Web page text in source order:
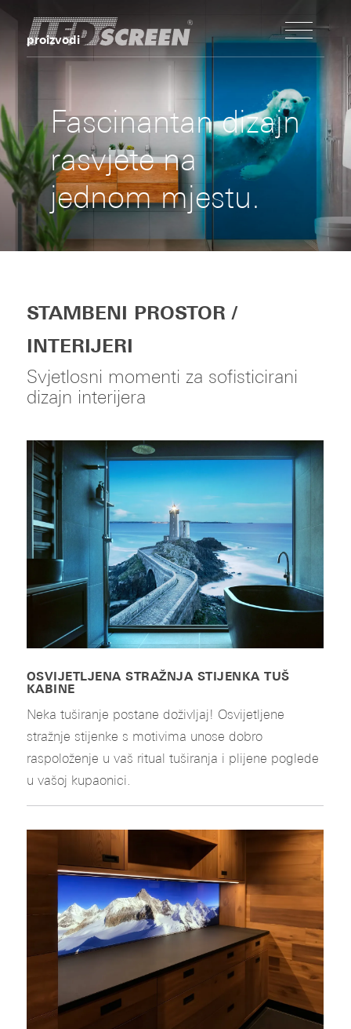
proizvodi
Fascinantan dizajn
rasvjete na
jednom mjestu.
STAMBENI PROSTOR /
INTERIJERI
Svjetlosni momenti za sofisticirani
dizajn interijera
OSVIJETLJENA STRAŽNJA STIJENKA TUŠ
KABINE
Neka tuširanje postane doživljaj! Osvijetljene
stražnje stijenke s motivima unose dobro
raspoloženje u vaš ritual tuširanja i plijene poglede
u vašoj kupaonici.